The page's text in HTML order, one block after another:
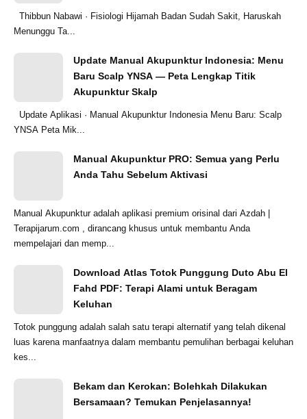
Menunggu Ta...
Update Manual Akupunktur Indonesia: Menu
Baru Scalp YNSA — Peta Lengkap Titik
Akupunktur Skalp
YNSA Peta Mik...
Manual Akupunktur PRO: Semua yang Perlu
Anda Tahu Sebelum Aktivasi
Manual Akupunktur adalah aplikasi premium orisinal dari Azdah |
Terapijarum.com , dirancang khusus untuk membantu Anda
mempelajari dan memp...
Download Atlas Totok Punggung Duto Abu El
Fahd PDF: Terapi Alami untuk Beragam
Keluhan
Totok punggung adalah salah satu terapi alternatif yang telah dikenal
luas karena manfaatnya dalam membantu pemulihan berbagai keluhan
kes...
Bekam dan Kerokan: Bolehkah Dilakukan
Bersamaan? Temukan Penjelasannya!